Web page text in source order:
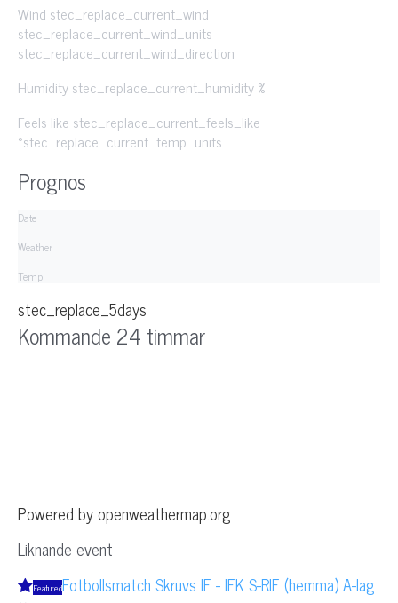
Wind stec_replace_current_wind
stec_replace_current_wind_units
stec_replace_current_wind_direction
Humiditystec_replace_current_humidity %
Feels like stec_replace_current_feels_like
°stec_replace_current_temp_units
Prognos
Date
Weather
Temp
stec_replace_5days
Kommande 24 timmar
Powered by openweathermap.org
Liknande event
FeaturedFotbollsmatch Skruvs IF - IFK S-RIF (hemma) A-lag